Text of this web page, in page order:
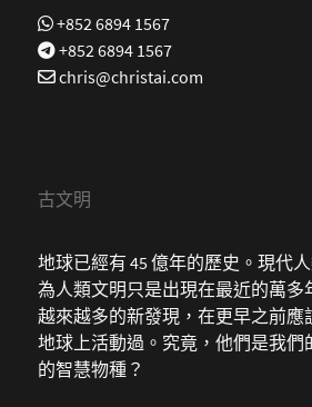
+852 6894 1567
+852 6894 1567
chris@christai.com
古文明
地球已經有 45 億年的歷史。現代
為人類文明只是出現在最近的萬多
越來越多的新發現，在更早之前應
地球上活動過。究竟，他們是我們
的智慧物種？